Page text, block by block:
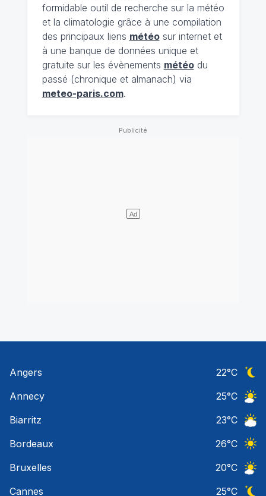
formidable outil de recherche sur la météo
et la climatologie grâce à une compilation
des principaux liens météosur internet et
à une banque de données unique et
gratuite sur les évènements météodu
passé (chronique et almanach) via
meteo-paris.com.
Angers 22°C
Annecy
25°C
Biarritz
23°C
Bordeaux
26°C
Bruxelles
20°C
Cannes
25°C